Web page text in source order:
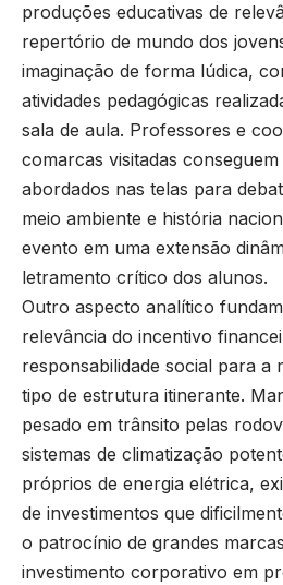
produções educativas de
repertório de mundo dos
imaginação de forma lúdica,
atividades pedagógicas
sala de aula. Professores e
comarcas visitadas
abordados nas telas para
meio ambiente e história
evento em uma extensão
letramento crítico dos alunos.
Outro aspecto analítico
relevância do incentivo
responsabilidade social para a
tipo de estrutura itinerante.
pesado em trânsito pelas
sistemas de climatização
próprios de energia elétrica,
de investimentos que
o patrocínio de grandes
investimento corporativo em